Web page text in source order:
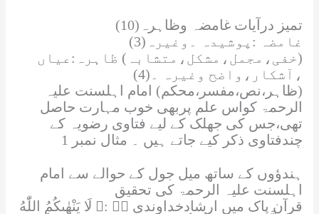
(10)تمیز درآیات غامضہ وظاہرہ
غامضہ :پوشیدہ ۔وغیرہ(3)
(خفی،مجمل،مشکل،متشابہ) ظاہرہ:عیاں
،آشکار،واضح وغیرہ ۔(4)
(ظاہر،نص،مفسر،محکم) امام اہلسنت علیہ
الرحمۃ کواس علم پربھی خوب مہارت حاصل
تھی،جس کی جھلک کے لیے فتاوی رضویہ کے
چندفتاوی ذکر کیے جاتے ہیں ۔ مثال نمبر 1
ہندؤوں کے ساتھ میل جول کے حوالے سے امام
اہلسنت علیہ الرحمۃ کی تحقیق
قرآن پاک میں ارشادخداوندی ہے :﴿ لَا یَنْهٰىكُمُ اللّٰهُ